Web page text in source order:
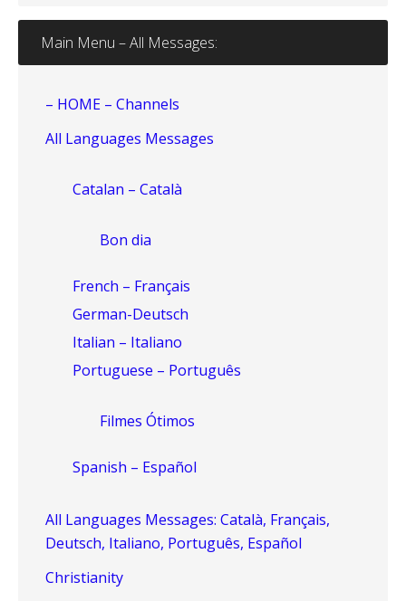
Main Menu – All Messages:
– HOME – Channels
All Languages Messages
Catalan – Català
Bon dia
French – Français
German-Deutsch
Italian – Italiano
Portuguese – Português
Filmes Ótimos
Spanish – Español
All Languages Messages: Català, Français,
Deutsch, Italiano, Português, Español
Christianity